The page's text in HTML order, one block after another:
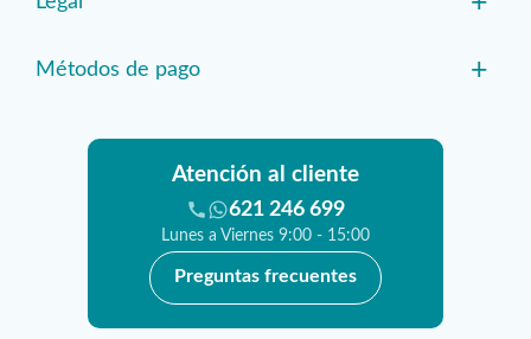
Métodos de pago +
Atención al cliente
621 246 699
Lunes a Viernes 9:00 - 15:00
Preguntas frecuentes